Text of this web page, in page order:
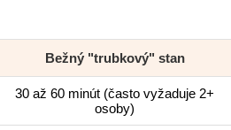
Bežný "trubkový" stan
30 až 60 minút (často vyžaduje 2+
osoby)